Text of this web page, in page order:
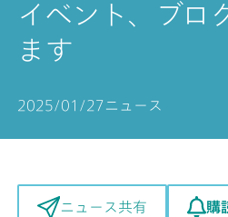
イベント、ブロ
ます
2025/01/27ニュース
ニュース共有 購